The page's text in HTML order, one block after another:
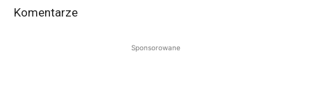
Komentarze
Sponsorowane